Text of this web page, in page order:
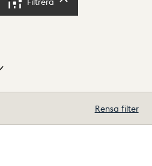
Rensa filter